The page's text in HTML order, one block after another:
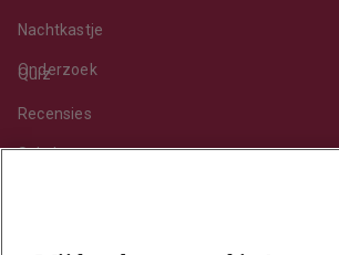
Nachtkastje
Onderzoek
Quiz
Recensies
Sekshoroscoop